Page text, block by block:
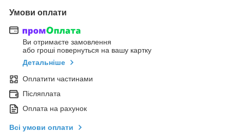
Умови оплати
Ви отримаєте замовлення
або гроші повернуться на вашу картку
Детальніше
Оплатити частинами
Післяплата
Оплата на рахунок
Всі умови оплати